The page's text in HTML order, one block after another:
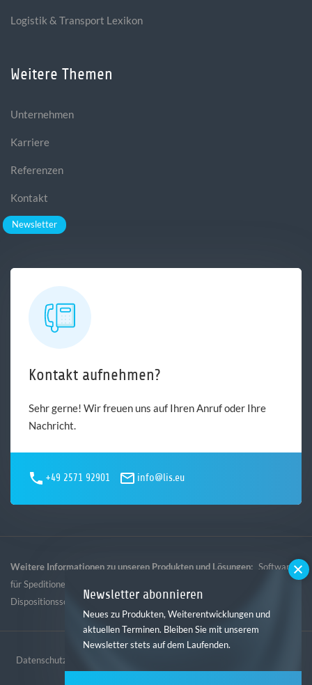
Logistik & Transport Lexikon
Weitere Themen
Unternehmen
Karriere
Referenzen
Kontakt
Newsletter
Kontakt aufnehmen?
Sehr gerne! Wir freuen uns auf Ihren Anruf oder Ihre
Nachricht.
+49 2571 92901 info@lis.eu
Weitere Informationen zu unseren Produkten und Lösungen: Software
für Speditionen
Dispositionssoftware
Datenschutz
Newsletter abonnieren
Neues zu Produkten, Weiterentwicklungen und
aktuellen Terminen. Bleiben Sie mit unserem
Newsletter stets auf dem Laufenden.